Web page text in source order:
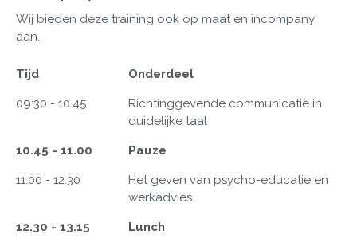
Wij bieden deze training ook op maat en incompany
aan.
Tijd Onderdeel
09:30 - 10.45
Richtinggevende communicatie in
duidelijke taal
10.45 - 11.00 Pauze
11.00 - 12.30
Het geven van psycho-educatie en
werkadvies
12.30 - 13.15 Lunch